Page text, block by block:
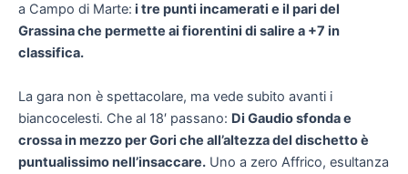
a Campo di Marte: i tre punti incamerati e il pari del
Grassina che permette ai fiorentini di salire a +7 in
classifica.
La gara non è spettacolare, ma vede subito avanti i
biancocelesti. Che al 18′ passano: Di Gaudio sfonda e
crossa in mezzo per Gori che all’altezza del dischetto è
puntualissimo nell’insaccare. Uno a zero Affrico, esultanza